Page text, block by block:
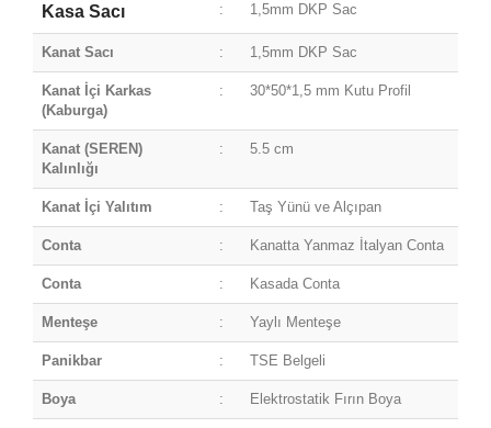
Kasa Sacı : 1,5mm DKP Sac
Kanat Sacı : 1,5mm DKP Sac
Kanat İçi Karkas
(Kaburga)
: 30*50*1,5 mm Kutu Profil
Kanat (SEREN)
Kalınlığı
: 5.5 cm
Kanat İçi Yalıtım : Taş Yünü ve Alçıpan
Conta : Kanatta Yanmaz İtalyan Conta
Conta : Kasada Conta
Menteşe : Yaylı Menteşe
Panikbar : TSE Belgeli
Boya : Elektrostatik Fırın Boya